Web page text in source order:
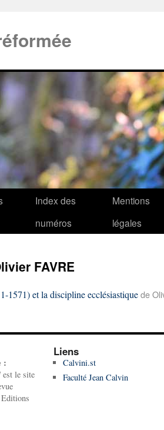
Index des
numéros
Mentions
légales
FAVRE
1571) et la discipline ecclésiastiquede
:
est le site
Liens
Calvini.st
Faculté Jean Calvin